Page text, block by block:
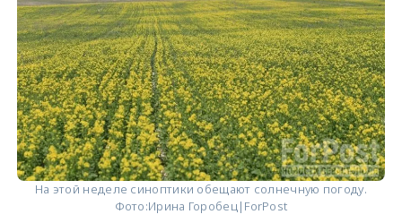
На этой неделе синоптики обещают солнечную погоду.
Фото:Ирина Горобец|ForPost